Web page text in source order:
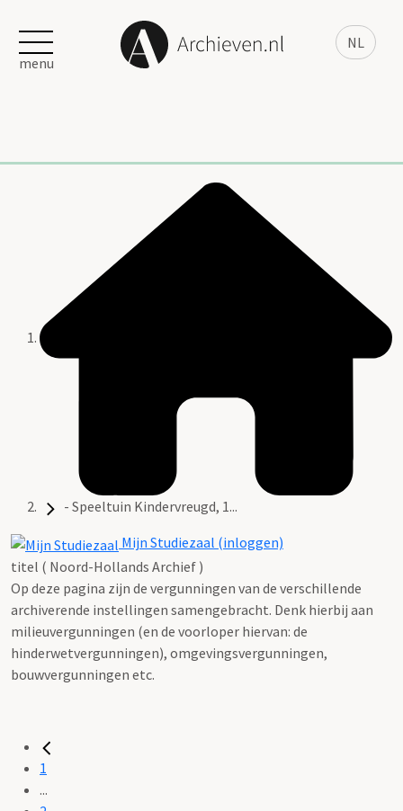
NL
menu
- Speeltuin Kindervreugd, 1...
Mijn Studiezaal (inloggen)
titel ( Noord-Hollands Archief )
Op deze pagina zijn de vergunningen van de verschillende
archiverende instellingen samengebracht. Denk hierbij aan
milieuvergunningen (en de voorloper hiervan: de
hinderwetvergunningen), omgevingsvergunningen,
bouwvergunningen etc.
1
...